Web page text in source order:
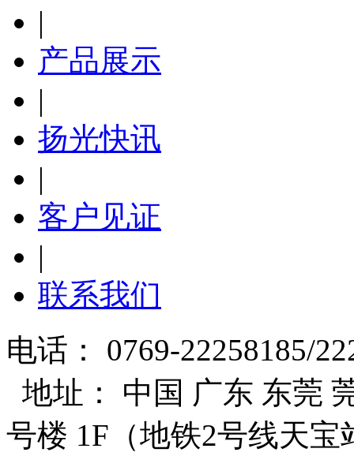
|
产品展示
|
扬光快讯
|
客户见证
|
联系我们
电话： 0769-22258185/
地址： 中国 广东 东莞
号楼 1F（地铁2号线天宝